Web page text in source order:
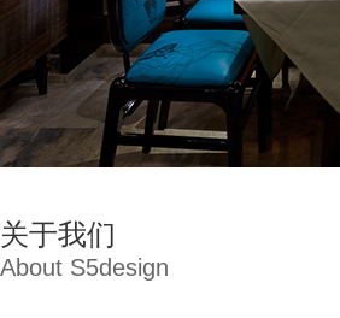
关于我们
About S5design